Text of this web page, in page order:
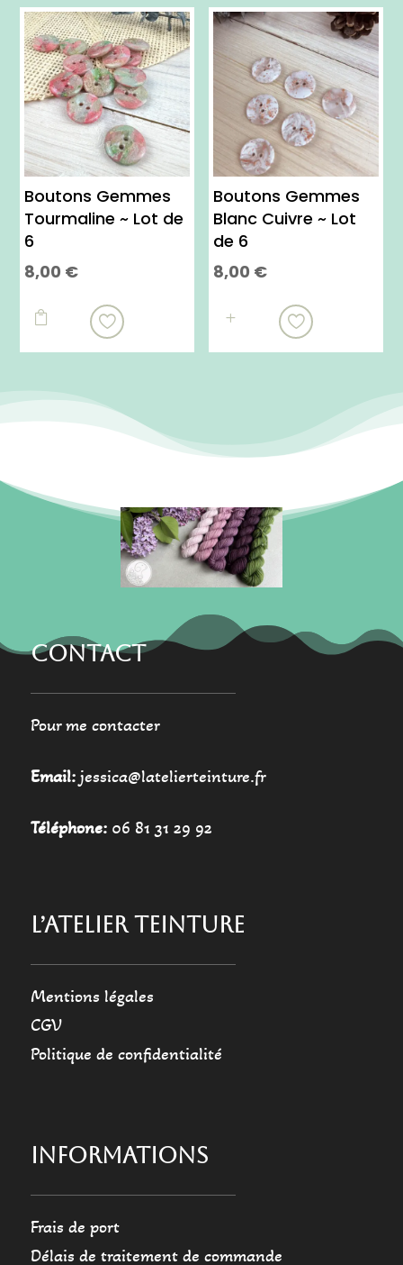
Boutons Gemmes
Tourmaline ~ Lot de
6
8,00 €

Boutons Gemmes
Blanc Cuivre ~ Lot
de 6
8,00 €
L
u
i
t
e
CONTACT
Pour me contacter
Email:jessica@latelierteinture.fr
Téléphone:06 81 31 29 92
L’ATELIER TEINTURE
Mentions légales
CGV
Politique de confidentialité
INFORMATIONS
Frais de port
Délais de traitement de commande